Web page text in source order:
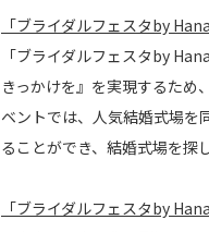
「ブライダルフェスタby
「ブライダルフェスタby
きっかけを』を実現するため
ベントでは、人気結婚式場を
ることができ、結婚式場を探
「ブライダルフェスタby